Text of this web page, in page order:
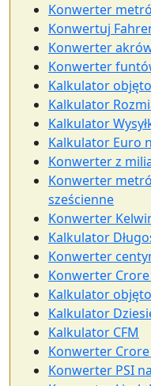
Konwerter
Konwertuj
Konwerter
Konwerter
Kalkulator
Kalkulator
Kalkulator
Kalkulator Euro
Konwerter z
Konwerter
sześcienne
Konwerter
Kalkulator
Konwerter
Konwerter
Kalkulator
Kalkulator
Kalkulator CFM
Konwerter
Konwerter PSI